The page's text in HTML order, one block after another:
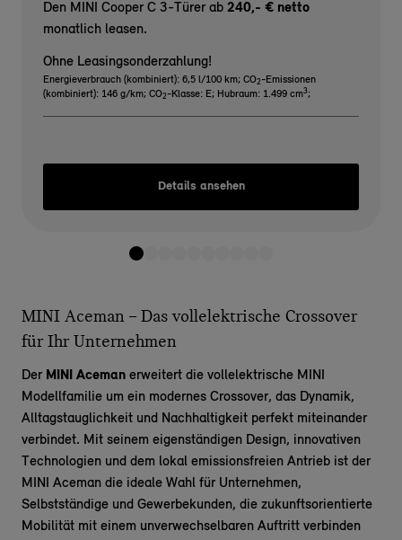
Den MINI Cooper C 3-Türer ab 240,- € netto
monatlich leasen.
Ohne Leasingsonderzahlung!
Energieverbrauch (kombiniert): 6,5 l/100 km; CO2 -Emissionen
(kombiniert): 146 g/km; CO2 -Klasse: E; Hubraum: 1.499 cm3;
Details ansehen
MINI Aceman – Das vollelektrische Crossover
für Ihr Unternehmen
Der MINI Aceman erweitert die vollelektrische MINI
Modellfamilie um ein modernes Crossover, das Dynamik,
Alltagstauglichkeit und Nachhaltigkeit perfekt miteinander
verbindet. Mit seinem eigenständigen Design, innovativen
Technologien und dem lokal emissionsfreien Antrieb ist der
MINI Aceman die ideale Wahl für Unternehmen,
Selbstständige und Gewerbekunden, die zukunftsorientierte
Mobilität mit einem unverwechselbaren Auftritt verbinden